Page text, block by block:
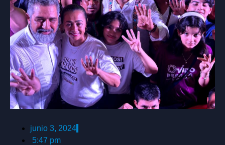
junio 3, 2024
5:47 pm